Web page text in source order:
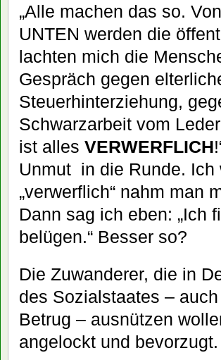
„Alle machen das so.
UNTEN werden die
lachten mich die
Gespräch gegen
Steuerhinterziehung,
Schwarzarbeit vom
ist alles VERWERFLICH
Unmut in die Runde. Ich
„verwerflich“ nahm man
Dann sag ich eben: „Ich
belügen.“ Besser so?
Die Zuwanderer, die in
des Sozialstaates –
Betrug – ausnützen
angelockt und bevorzugt.